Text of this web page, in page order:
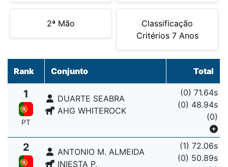
2ª Mão
Classificação
Critérios 7 Anos
Rank Conjunto Total
1
PT
DUARTE SEABRA
AHG WHITEROCK
(0) 71.64s
(0) 48.94s
(0)
2
ANTONIO M. ALMEIDA
INIESTA P.
(1) 72.06s
(0) 50.89s